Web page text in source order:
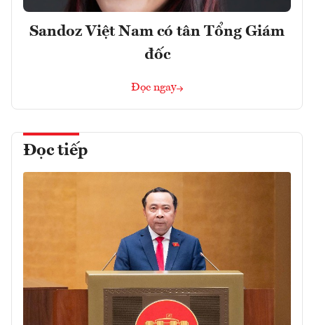
Sandoz Việt Nam có tân Tổng Giám
đốc
Đọc ngay
Đọc tiếp